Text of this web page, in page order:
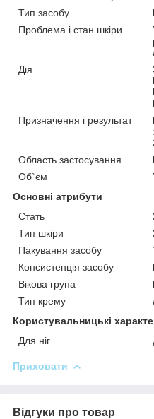
Тип засобу
Проблема і стан шкіри
Дія
Призначення і результат
Область застосування
Об`єм
Основні атрибути
Стать
Тип шкіри
Пакування засобу
Консистенція засобу
Вікова група
Тип крему
Користувальницькі
Для ніг
Приховати
Відгуки про товар